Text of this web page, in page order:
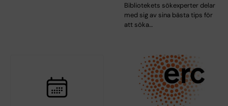
Bibliotekets sökexperter delar
med sig av sina bästa tips för
att söka…